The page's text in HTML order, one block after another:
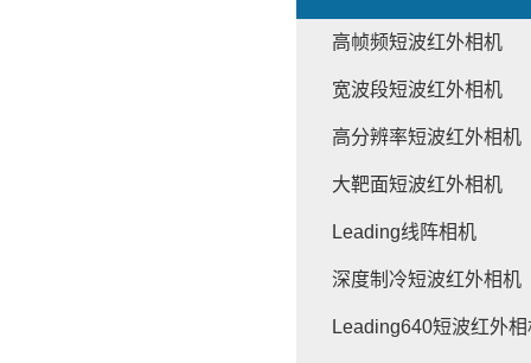
高帧频短波红外相机
宽波段短波红外相机
高分辨率短波红外相机
大靶面短波红外相机
Leading线阵相机
深度制冷短波红外相机
Leading640短波红外相